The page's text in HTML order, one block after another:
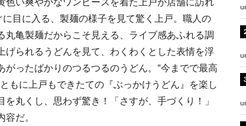
目に入る、製麺の様子を見て驚く上戸。職人の
亀製麺だからこそ見える、ライブ感あふれる調
られるうどんを見て、わくわくとした表情を浮
ったばかりのつるつるのうどん。“今までで最高
もに上戸もできたての『ぶっかけうどん』を楽し
丸くし、思わず驚き！「さすが、手づくり！」
だ。